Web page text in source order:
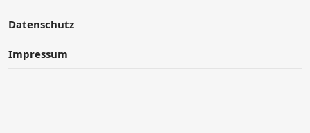
Datenschutz
Impressum